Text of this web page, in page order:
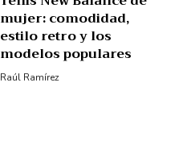
mujer: comodidad,
estilo retro y los
modelos populares
Raúl Ramírez